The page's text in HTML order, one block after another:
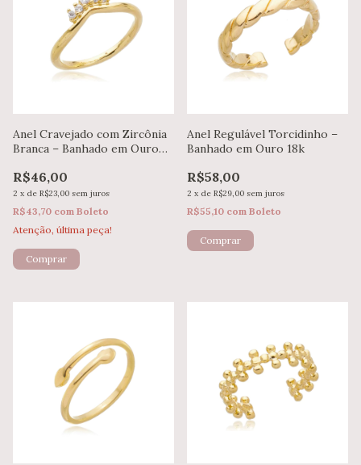
Anel Cravejado com Zircônia
Branca – Banhado em Ouro
R$46,00
2 x de R$23,00 sem juros
R$43,70 com Boleto
Atenção, última peça!
Comprar
Anel Regulável Torcidinho –
Banhado em Ouro 18k
R$58,00
2 x de R$29,00 sem juros
R$55,10 com Boleto